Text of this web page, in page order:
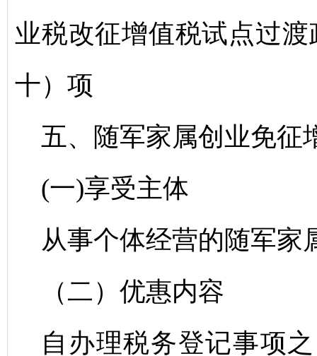
业税改征增值税试点过
十）项
五、随军家属创业免征
(一)享受主体
从事个体经营的随军家
（二）优惠内容
自办理税务登记事项